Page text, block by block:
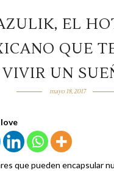
EL
QUE
VIVIR UN
mayo 18, 2017
que pueden encapsular